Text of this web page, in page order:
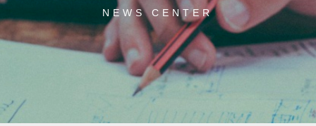
NEWS CENTER